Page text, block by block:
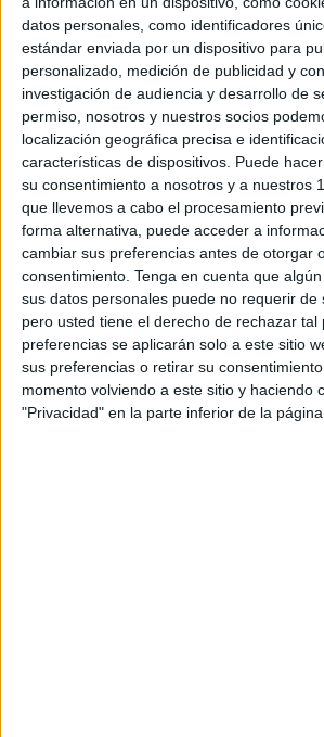
datos personales, como identificadores
estándar enviada por un dispositivo para
personalizado, medición de publicidad y
investigación de audiencia y desarrollo de
permiso, nosotros y nuestros socios
localización geográfica precisa e
características de dispositivos. Puede
su consentimiento a nosotros y a nuestros
que llevemos a cabo el procesamiento
forma alternativa, puede acceder a
cambiar sus preferencias antes de otorgar
consentimiento. Tenga en cuenta que
sus datos personales puede no requerir de
pero usted tiene el derecho de rechazar tal
preferencias se aplicarán solo a este sitio
sus preferencias o retirar su
momento volviendo a este sitio y haciendo
"Privacidad" en la parte inferior de la página